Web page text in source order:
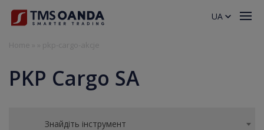
PKP Cargo SA
Знайдіть інструмент
UA